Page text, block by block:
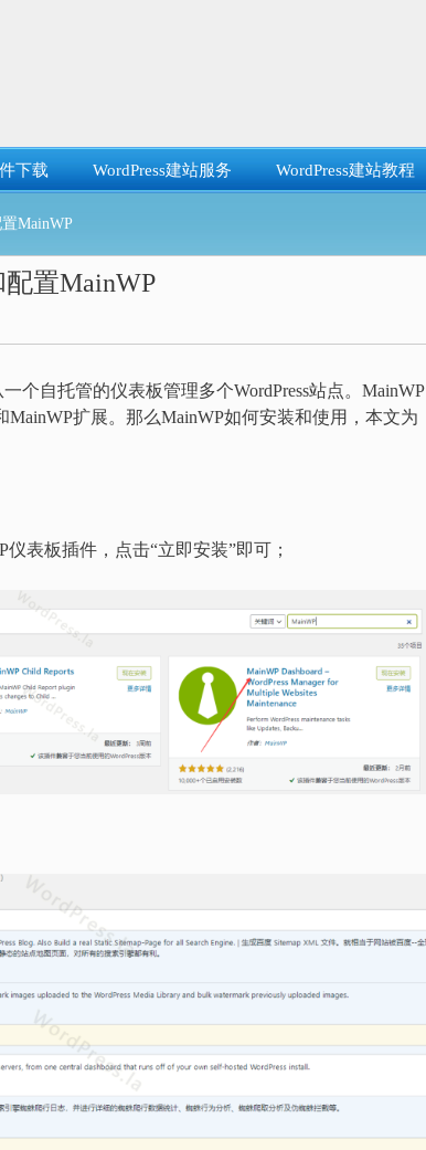
下载 WordPress建站服务 WordPress建站教程
MainWP
置MainWP
个自托管的仪表板管理多个WordPress站点。MainWP
扩展。那么MainWP如何安装和使用，本文为
表板插件，点击“立即安装”即可；